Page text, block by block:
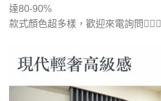
達80-90%
款式顏色超多樣，歡迎來電詢問🙋🏻‍♀️